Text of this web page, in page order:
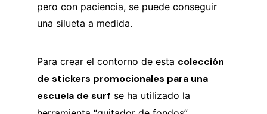
pero con paciencia, se puede conseguir
una silueta a medida.
Para crear el contorno de esta colección
de stickers promocionales para una
escuela de surf se ha utilizado la